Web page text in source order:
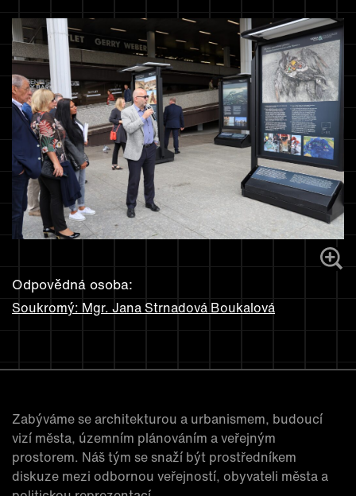
Odpovědná osoba:
Soukromý: Mgr. Jana Strnadová Boukalová
Zabýváme se architekturou a urbanismem, budoucí
vizí města, územním plánováním a veřejným
prostorem. Náš tým se snaží být prostředníkem
diskuze mezi odbornou veřejností, obyvateli města a